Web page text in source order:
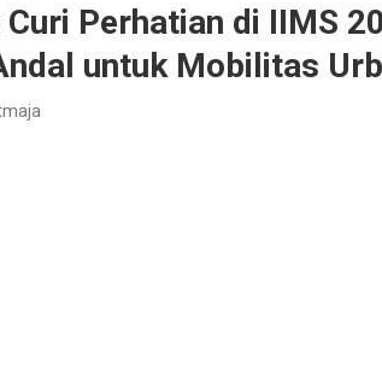
Perhatian di IIMS
untuk Mobilitas